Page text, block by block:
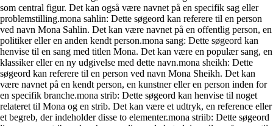
som central figur. Det kan også være navnet på en specifik sag eller
problemstilling.mona sahlin: Dette søgeord kan referere til en person
ved navn Mona Sahlin. Det kan være navnet på en offentlig person, en
politiker eller en anden kendt person.mona sang: Dette søgeord kan
henvise til en sang med titlen Mona. Det kan være en populær sang, en
klassiker eller en ny udgivelse med dette navn.mona sheikh: Dette
søgeord kan referere til en person ved navn Mona Sheikh. Det kan
være navnet på en kendt person, en kunstner eller en person inden for
en specifik branche.mona strib: Dette søgeord kan henvise til noget
relateret til Mona og en strib. Det kan være et udtryk, en reference eller
et begreb, der indeholder disse to elementer.mona striib: Dette søgeord